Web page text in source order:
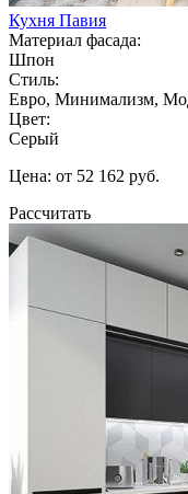
Кухня Павия
Материал фасада:
Шпон
Стиль:
Евро, Минимализм,
Цвет:
Серый
Цена: от 52 162 руб.
Рассчитать